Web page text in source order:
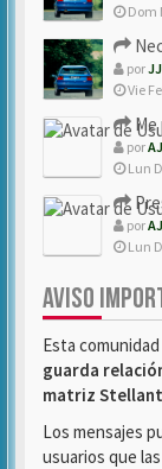
Dom
por
Vie
por
Lun
por
Lun
AVISO
Esta
guarda
matriz
Los mensajes
usuarios que